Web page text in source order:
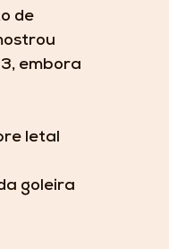
de
embora
letal
goleira